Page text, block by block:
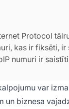
Protocol
kas ir fiksēti,
numuri ir
var
un biznesa